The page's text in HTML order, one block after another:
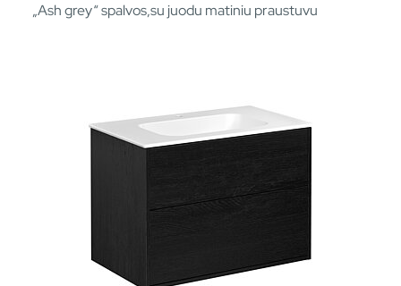
„Ash grey“ spalvos,su juodu matiniu praustuvu